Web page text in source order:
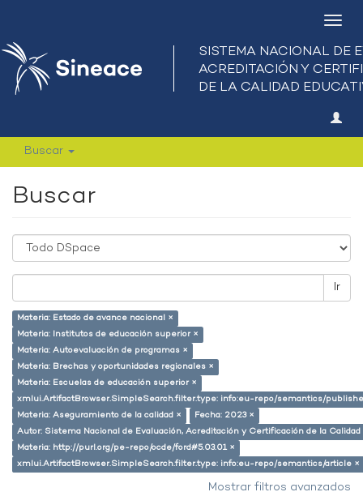
Buscar
Buscar
Ir
Materia: Estado de avance nacional ×
Materia: Institutos de educación superior ×
Materia: Autoevaluación de programas ×
Materia: Brechas y oportunidades regionales ×
Materia: Escuelas de educación superior ×
xmlui.ArtifactBrowser.SimpleSearch.filter.type: info:eu-repo/semantics/
Materia: Aseguramiento de la calidad ×
Fecha: 2023 ×
Autor: Sistema Nacional de Evaluación, Acreditación y Certificación de la
Materia: http://purl.org/pe-repo/ocde/ford#5.03.01 ×
xmlui.ArtifactBrowser.SimpleSearch.filter.type: info:eu-repo/semantics/article ×
Mostrar filtros avanzados